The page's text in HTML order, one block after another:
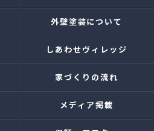
外壁塗装について
しあわせヴィレッジ
家づくりの流れ
メディア掲載